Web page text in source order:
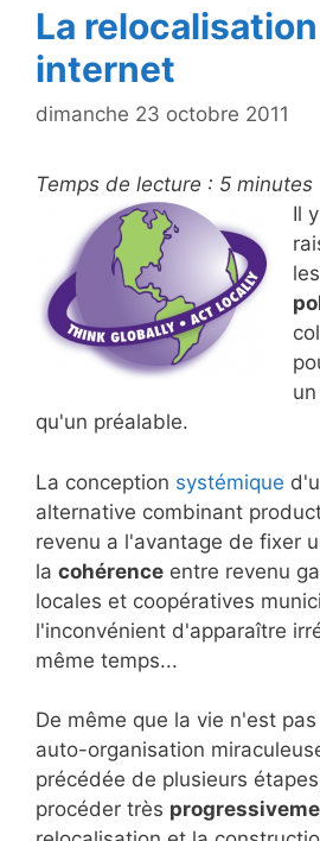
La
internet
dimanche 23 octobre 2011
Temps de lecture : 5 minutes
Il
qu'un préalable.
La conception systémique
alternative combinant
revenu a l'avantage de fixer
la cohérence entre revenu
locales et coopératives
l'inconvénient d'apparaître
même temps...
De même que la vie n'est
auto-organisation
précédée de plusieurs
procéder très